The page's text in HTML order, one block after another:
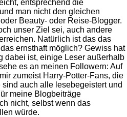
entsprechend die
man nicht den gleichen
Beauty- oder Reise-Blogger.
unser Ziel sei, auch andere
Natürlich ist das das
ernsthaft möglich? Gewiss hat
dabei ist, einige Leser außerhalb
es an meinen Followern: Auf
zumeist Harry-Potter-Fans, die
auch alle lesebegeistert und
meine Blogbeiträge
nicht, selbst wenn das
würde.